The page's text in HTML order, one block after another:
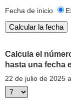
Fecha de inicio
Calcula el
hasta una fecha
22 de julio de 2025